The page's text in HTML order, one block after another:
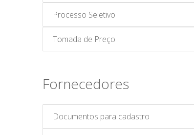
Processo Seletivo
Tomada de Preço
Fornecedores
Documentos para cadastro